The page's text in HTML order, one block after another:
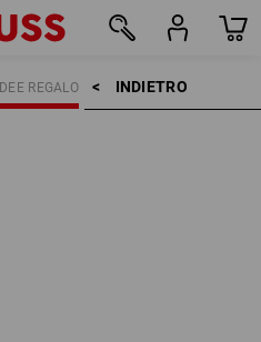
INDIETRO    >
IDEE REGALO